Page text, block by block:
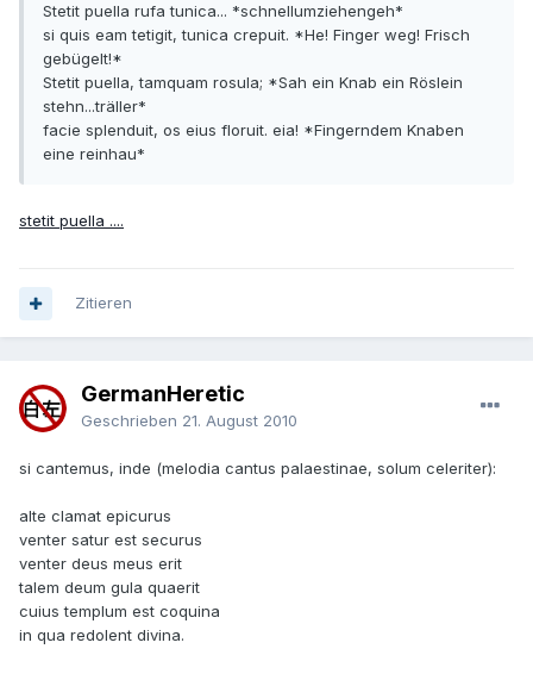
Stetit puella rufa tunica... *schnellumziehengeh*
si quis eam tetigit, tunica crepuit. *He! Finger weg! Frisch
gebügelt!*
Stetit puella, tamquam rosula; *Sah ein Knab ein Röslein
stehn...träller*
facie splenduit, os eius floruit. eia! *Fingerndem Knaben
eine reinhau*
stetit puella ....
Zitieren
GermanHeretic
Geschrieben 21. August 2010
si cantemus, inde (melodia cantus palaestinae, solum celeriter):
alte clamat epicurus
venter satur est securus
venter deus meus erit
talem deum gula quaerit
cuius templum est coquina
in qua redolent divina.